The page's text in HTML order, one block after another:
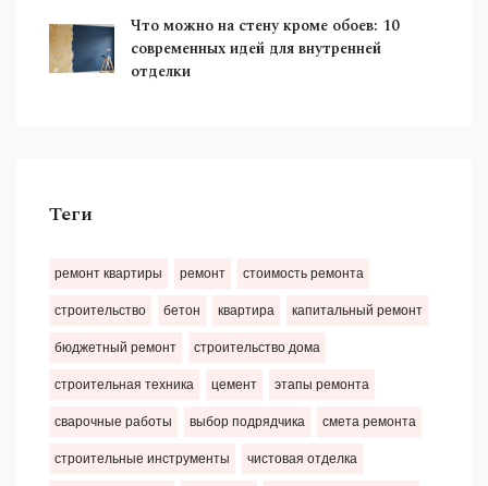
Что можно на стену кроме обоев: 10
современных идей для внутренней
отделки
Теги
ремонт квартиры ремонт стоимость ремонта
строительство бетон квартира капитальный ремонт
бюджетный ремонт строительство дома
строительная техника цемент этапы ремонта
сварочные работы выбор подрядчика смета ремонта
строительные инструменты чистовая отделка